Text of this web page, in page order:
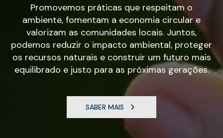
Promovemos práticas que respeitam o
ambiente, fomentam a economia circular e
valorizam as comunidades locais. Juntos,
podemos reduzir o impacto ambiental, proteger
os recursos naturais e construir um futuro mais
equilibrado e justo para as próximas gerações.
SABER MAIS